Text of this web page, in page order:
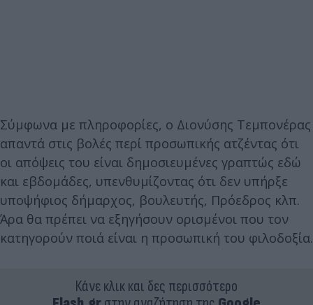
Σύμφωνα με πληροφορίες, ο Διονύσης Τεμπονέρας
απαντά στις βολές περί προσωπικής ατζέντας ότι
οι απόψεις του είναι δημοσιευμένες γραπτώς εδώ
και εβδομάδες, υπενθυμίζοντας ότι δεν υπήρξε
υποψήφιος δήμαρχος, βουλευτής, Πρόεδρος κλπ.
Άρα θα πρέπει να εξηγήσουν ορισμένοι που τον
κατηγορούν ποιά είναι η προσωπική του φιλοδοξία.
Κάνε κλικ και δες περισσότερο